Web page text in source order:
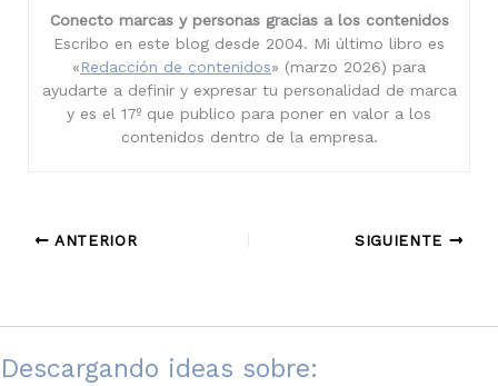
Conecto marcas y personas gracias a los contenidos
Escribo en este blog desde 2004. Mi último libro es
«Redacción de contenidos» (marzo 2026) para
ayudarte a definir y expresar tu personalidad de marca
y es el 17º que publico para poner en valor a los
contenidos dentro de la empresa.
ANTERIOR SIGUIENTE
Descargando ideas sobre: